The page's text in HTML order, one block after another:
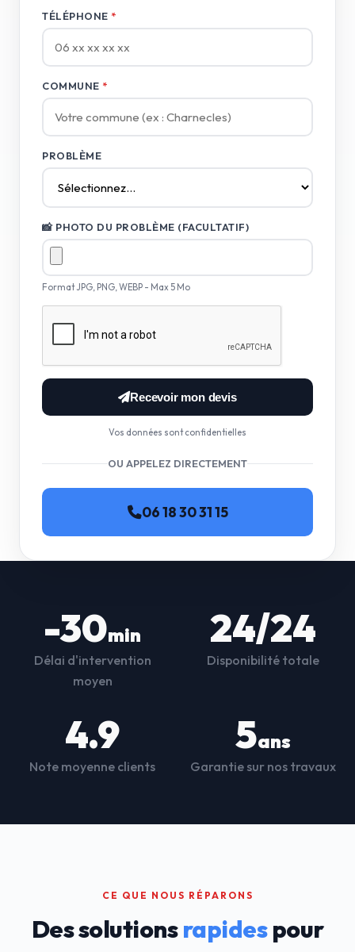
TÉLÉPHONE *
COMMUNE *
PROBLÈME
📸 PHOTO DU PROBLÈME (FACULTATIF)
Format JPG, PNG, WEBP - Max 5 Mo
Recevoir mon devis
Vos données sont confidentielles
OU APPELEZ DIRECTEMENT
06 18 30 31 15
-30min
Délai d'intervention
moyen
24/24
Disponibilité totale
4.9
Note moyenne clients
5ans
Garantie sur nos travaux
CE QUE NOUS RÉPARONS
Des solutionsrapidespour